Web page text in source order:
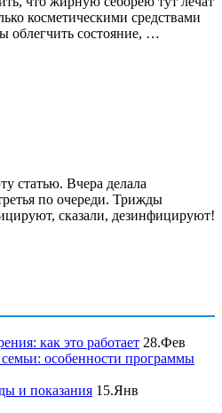
косметическими средствами
облегчить состояние, …
статью. Вчера делала
по очереди. Трижды
сказали, дезинфицируют!
как это работает 28.Фев
особенности программы
и показания 15.Янв